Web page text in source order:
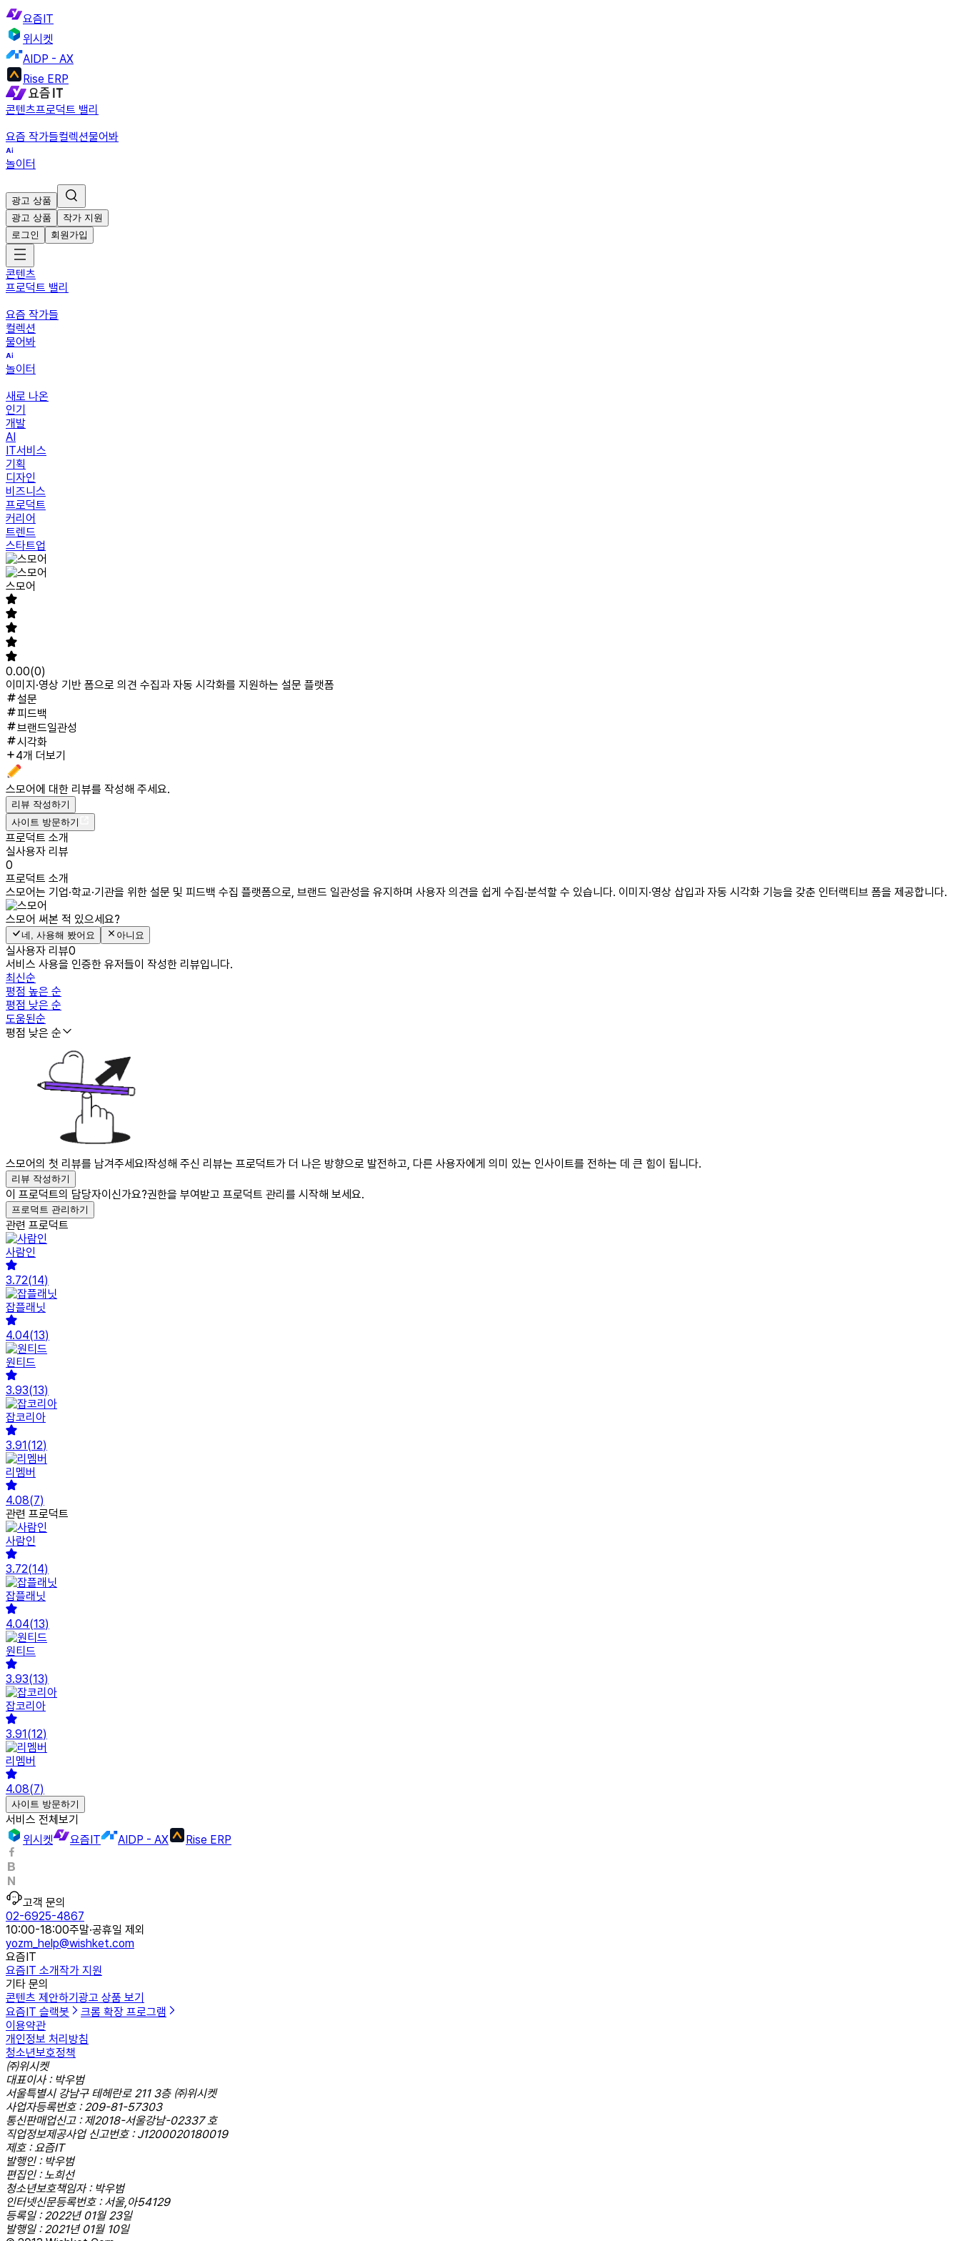
요즘IT
위시켓
AIDP - AX
Rise ERP
콘텐츠프로덕트 밸리
요즘 작가들컬렉션물어봐
놀이터
광고 상품
광고 상품
작가 지원
로그인
회원가입
콘텐츠
프로덕트 밸리
요즘 작가들
컬렉션
물어봐
놀이터
새로 나온
인기
개발
AI
IT서비스
기획
디자인
비즈니스
프로덕트
커리어
트렌드
스타트업
스모어
0.00(0)
이미지·영상 기반 폼으로 의견 수집과 자동 시각화를 지원하는 설문 플랫폼
설문
피드백
브랜드일관성
시각화
4개 더보기
스모어에 대한 리뷰를 작성해 주세요.
리뷰 작성하기
사이트 방문하기
프로덕트 소개
실사용자 리뷰
0
프로덕트 소개
스모어는 기업·학교·기관을 위한 설문 및 피드백 수집 플랫폼으로, 브랜드 일관성을 유지하며 사용자 의견을 쉽게 수집·분석할 수 있습니다. 이미지·영상 삽입과 자동 시각화 기능을 갖춘 인터랙티브 폼을 제공합니다.
스모어 써본 적 있으세요?
네, 사용해 봤어요 아니요
실사용자 리뷰0
서비스 사용을 인증한 유저들이 작성한 리뷰입니다.
최신순
평점 높은 순
평점 낮은 순
도움된순
평점 낮은 순
스모어의 첫 리뷰를 남겨주세요!작성해 주신 리뷰는 프로덕트가 더 나은 방향으로 발전하고, 다른 사용자에게 의미 있는 인사이트를 전하는 데 큰 힘이 됩니다.
리뷰 작성하기
이 프로덕트의 담당자이신가요?권한을 부여받고 프로덕트 관리를 시작해 보세요.
프로덕트 관리하기
관련 프로덕트
사람인
3.72(14)
잡플래닛
4.04(13)
원티드
3.93(13)
잡코리아
3.91(12)
리멤버
4.08(7)
관련 프로덕트
사람인
3.72(14)
잡플래닛
4.04(13)
원티드
3.93(13)
잡코리아
3.91(12)
리멤버
4.08(7)
사이트 방문하기
서비스 전체보기
위시켓
요즘IT AIDP - AX Rise ERP
고객 문의
02-6925-4867
10:00-18:00주말·공휴일 제외
yozm_help@wishket.com
요즘IT
요즘IT 소개작가 지원
기타 문의
콘텐츠 제안하기광고 상품 보기
요즘IT 슬랙봇
크롬 확장 프로그램
이용약관
개인정보 처리방침
청소년보호정책
㈜위시켓
대표이사 : 박우범
서울특별시 강남구 테헤란로 211 3층 ㈜위시켓
사업자등록번호 : 209-81-57303
통신판매업신고 : 제2018-서울강남-02337 호
직업정보제공사업 신고번호 : J1200020180019
제호 : 요즘IT
발행인 : 박우범
편집인 : 노희선
청소년보호책임자 : 박우범
인터넷신문등록번호 : 서울,아54129
등록일 : 2022년 01월 23일
발행일 : 2021년 01월 10일